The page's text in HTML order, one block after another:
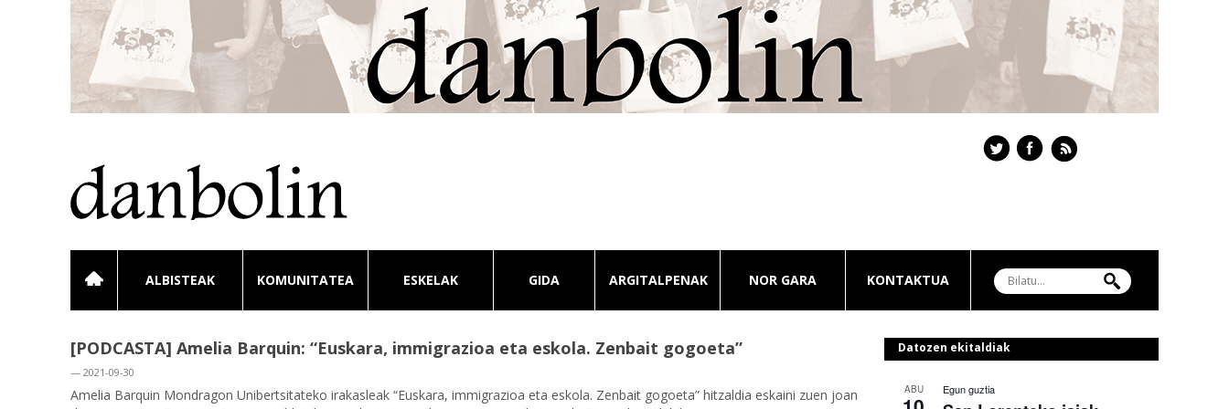
ALBISTEAK KOMUNITATEA ESKELAK GIDA ARGITALPENAK NOR GARA KONTAKTUA
[PODCASTA] Amelia Barquin: “Euskara, immigrazioa eta eskola. Zenbait gogoeta”
— 2021-09-30
Amelia Barquin Mondragon Unibertsitateko irakasleak “Euskara, immigrazioa eta eskola. Zenbait gogoeta” hitzaldia eskaini zuen joan
Datozen ekitaldiak
ABU Egun guztia